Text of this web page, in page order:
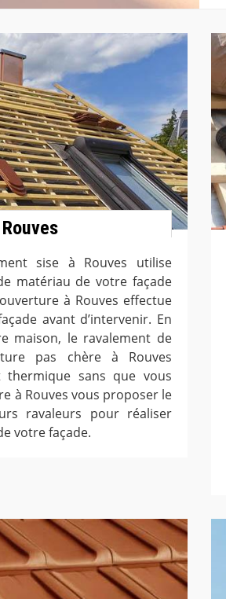
sise à Rouves utilise
matériau de votre façade
à Rouves effectue
avant d’intervenir. En
maison, le ravalement de
pas chère à Rouves
thermique sans que vous
à Rouves vous proposer le
ravaleurs pour réaliser
votre façade.